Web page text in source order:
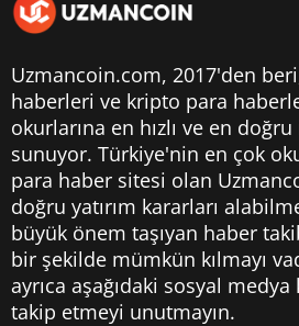
Uzmancoin.com, 2017'den
haberleri ve kripto para
okurlarına en hızlı ve en
sunuyor. Türkiye'nin en çok
para haber sitesi olan
doğru yatırım kararları
büyük önem taşıyan haber
bir şekilde mümkün kılmayı
ayrıca aşağıdaki sosyal
takip etmeyi unutmayın.